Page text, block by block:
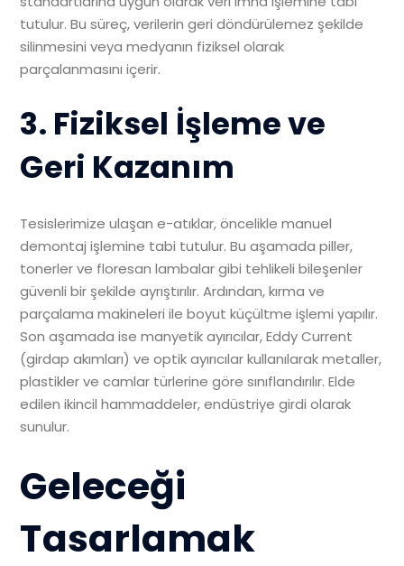
tutulur. Bu süreç, verilerin geri döndürülemez şekilde
silinmesini veya medyanın fiziksel olarak
parçalanmasını içerir.
3. Fiziksel İşleme ve
Geri Kazanım
Tesislerimize ulaşan e-atıklar, öncelikle manuel
demontaj işlemine tabi tutulur. Bu aşamada piller,
tonerler ve floresan lambalar gibi tehlikeli bileşenler
güvenli bir şekilde ayrıştırılır. Ardından, kırma ve
parçalama makineleri ile boyut küçültme işlemi yapılır.
Son aşamada ise manyetik ayırıcılar, Eddy Current
(girdap akımları) ve optik ayırıcılar kullanılarak metaller,
plastikler ve camlar türlerine göre sınıflandırılır. Elde
edilen ikincil hammaddeler, endüstriye girdi olarak
sunulur.
Geleceği
Tasarlamak